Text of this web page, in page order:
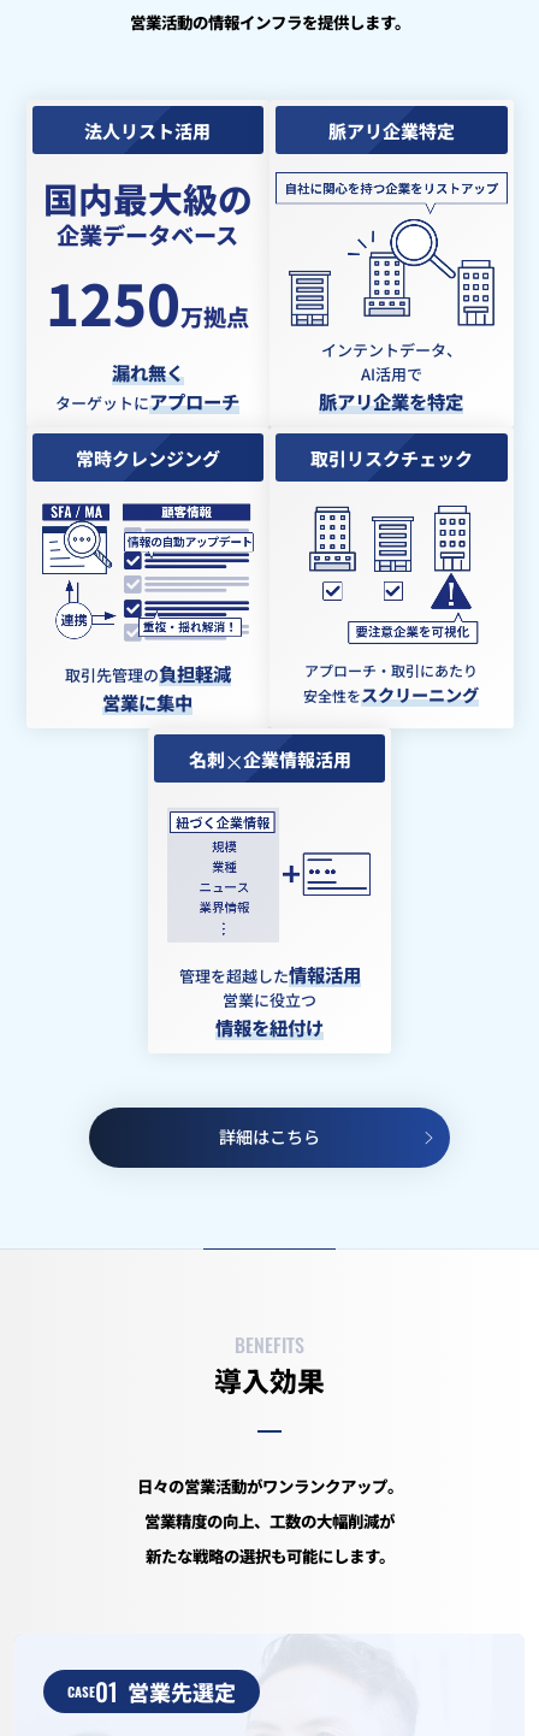
営業活動の情報インフラを提供します。
法人リスト活用
国内最大級の
企業データベース
1250万拠点
漏れ無く
ターゲットにアプローチ
脈アリ企業特定
インテントデータ、
AI活用で
脈アリ企業を特定
常時クレンジング
取引先管理の負担軽減
営業に集中
取引リスクチェック
アプローチ・取引にあたり
安全性をスクリーニング
名刺 企業情報活用
管理を超越した情報活用
営業に役立つ
情報を紐付け
詳細はこちら
BENEFITS
導入効果
日々の営業活動がワンランクアップ。
営業精度の向上、工数の大幅削減が
新たな戦略の選択も可能にします。
CASE01 営業先選定